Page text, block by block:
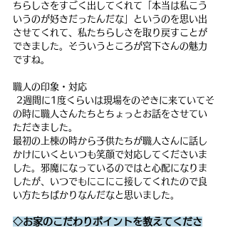
ちらしさをすごく出してくれて「本当は私こう
いうのが好きだったんだな」というのを思い出
させてくれて、私たちらしさを取り戻すことが
できました。そういうところが宮下さんの魅力
ですね。
職人の印象・対応
2週間に1度くらいは現場をのぞきに来ていてそ
の時に職人さんたちとちょっとお話をさせてい
ただきました。
最初の上棟の時から子供たちが職人さんに話し
かけにいくといつも笑顔で対応してくださいま
した。邪魔になっているのではと心配になりま
したが、いつでもにこにこ接してくれたので良
い方たちばかりなんだなと思いました。
◇お家のこだわりポイントを教えてくださ